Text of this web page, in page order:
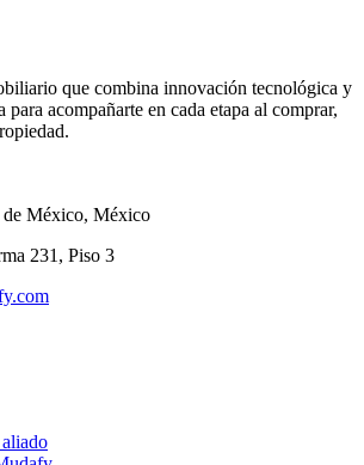
que combina innovación tecnológica y
para acompañarte en cada etapa al comprar,
de México, México
231, Piso 3